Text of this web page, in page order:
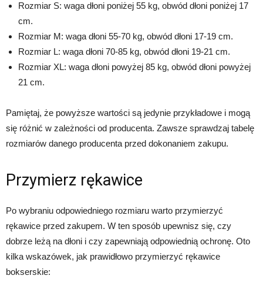
Rozmiar S: waga dłoni poniżej 55 kg, obwód dłoni poniżej 17
cm.
Rozmiar M: waga dłoni 55-70 kg, obwód dłoni 17-19 cm.
Rozmiar L: waga dłoni 70-85 kg, obwód dłoni 19-21 cm.
Rozmiar XL: waga dłoni powyżej 85 kg, obwód dłoni powyżej
21 cm.
Pamiętaj, że powyższe wartości są jedynie przykładowe i mogą
się różnić w zależności od producenta. Zawsze sprawdzaj tabelę
rozmiarów danego producenta przed dokonaniem zakupu.
Przymierz rękawice
Po wybraniu odpowiedniego rozmiaru warto przymierzyć
rękawice przed zakupem. W ten sposób upewnisz się, czy
dobrze leżą na dłoni i czy zapewniają odpowiednią ochronę. Oto
kilka wskazówek, jak prawidłowo przymierzyć rękawice
bokserskie: